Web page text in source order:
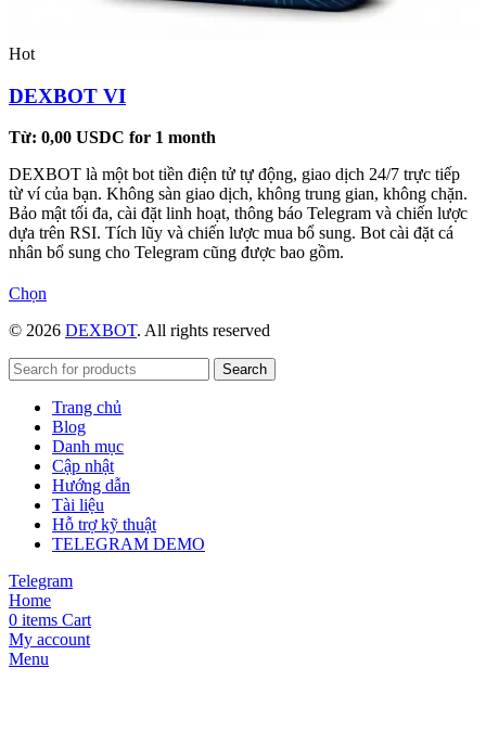
Hot
DEXBOT VI
Từ: 0,00 USDC for 1 month
DEXBOT là một bot tiền điện tử tự động, giao dịch 24/7 trực tiếp
từ ví của bạn. Không sàn giao dịch, không trung gian, không chặn.
Bảo mật tối đa, cài đặt linh hoạt, thông báo Telegram và chiến lược
dựa trên RSI. Tích lũy và chiến lược mua bổ sung. Bot cài đặt cá
nhân bổ sung cho Telegram cũng được bao gồm.
Chọn
này
nhiều
thể.
Các
tùy
chọn
có
thể
được
chọn
trang
sản
phẩm
© 2026 DEXBOT. All rights reserved
Search
Trang chủ
Blog
Danh mục
Cập nhật
Hướng dẫn
Tài liệu
Hỗ trợ kỹ thuật
TELEGRAM DEMO
Telegram
Home
0 items Cart
My account
Menu